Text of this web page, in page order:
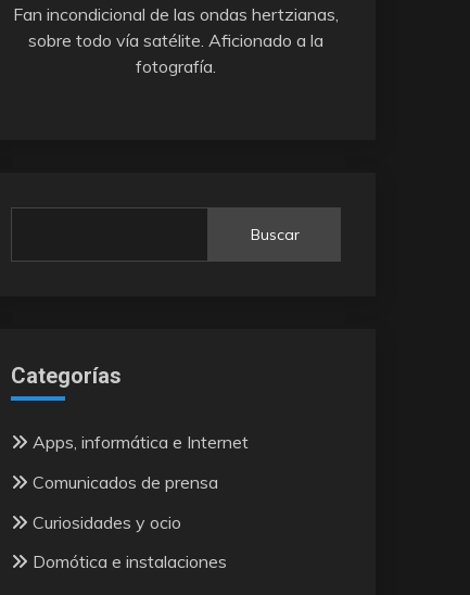
Fan incondicional de las ondas hertzianas,
sobre todo vía satélite. Aficionado a la
fotografía.
Buscar
Categorías
Apps, informática e Internet
Comunicados de prensa
Curiosidades y ocio
Domótica e instalaciones